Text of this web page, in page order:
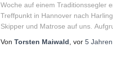
Woche auf einem Traditionssegler
Treffpunkt in Hannover nach
Skipper und Matrose auf uns.
Von Torsten Maiwald , vor 5 Jahren